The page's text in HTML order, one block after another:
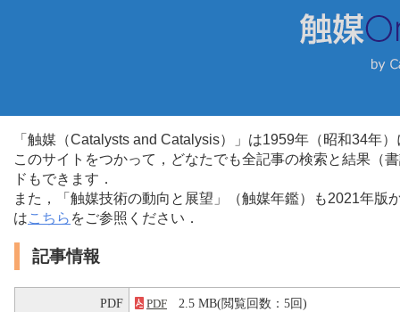
「触媒（Catalysts and Catalysis）」は1959年（昭和34年
このサイトをつかって，どなたでも全記事の検索と結果（
ドもできます．
また，「触媒技術の動向と展望」（触媒年鑑）も2021年
はこちら をご参照ください．
記事情報
PDF PDF 2.5 MB(閲覧回数：5回)